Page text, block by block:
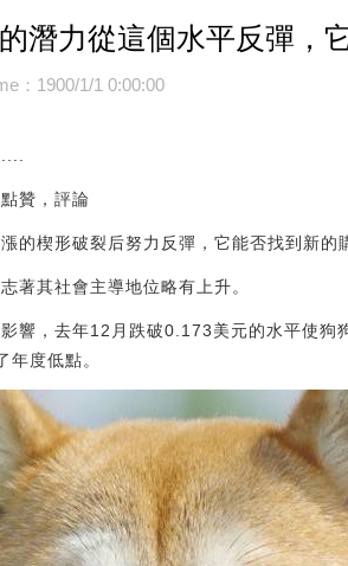
潛力從這個水平反彈，
：1900/1/1 0:00:00
贊，評論
的楔形破裂后努力反彈，它能否找到新的
著其社會主導地位略有上升。
響，去年12月跌破0.173美元的水平使狗
年度低點。